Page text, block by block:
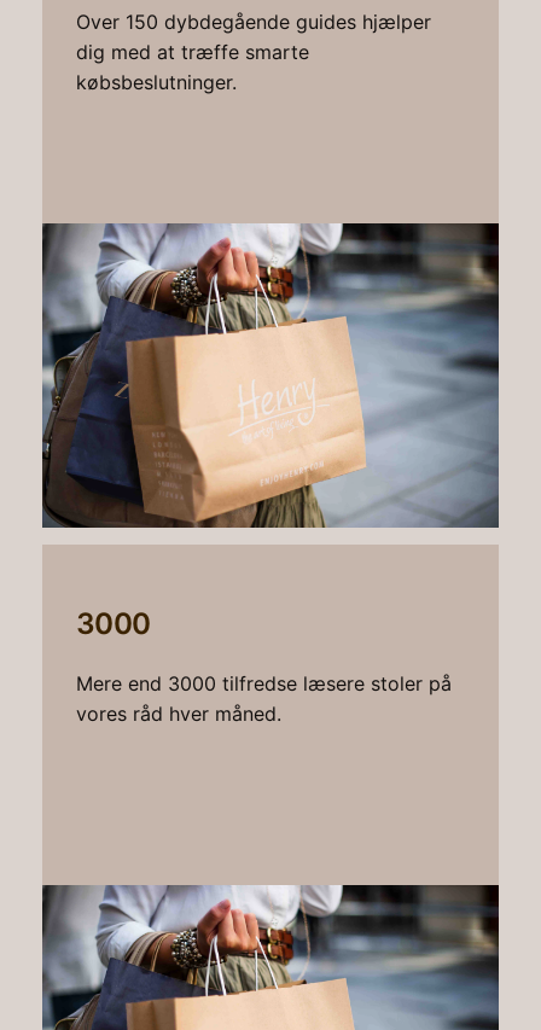
Over 150 dybdegående guides hjælper
dig med at træffe smarte
købsbeslutninger.
3000
Mere end 3000 tilfredse læsere stoler på
vores råd hver måned.